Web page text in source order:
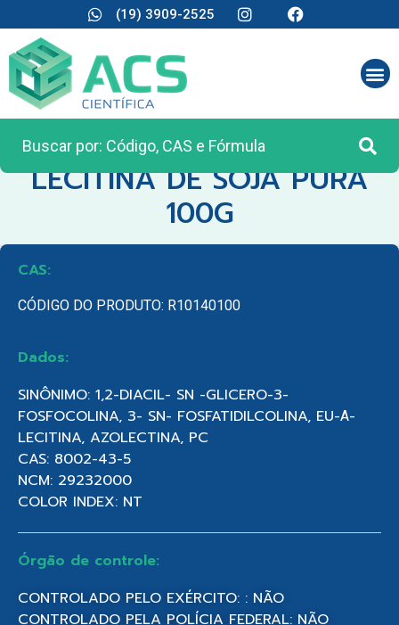
(19) 3909-2525
CATEGORIA:REAGENTES ANALÍTICOS
LECITINA DE SOJA PURA
100G
CAS:
CÓDIGO DO PRODUTO: R10140100
Dados:
SINÔNIMO: 1,2-DIACIL- SN -GLICERO-3-
FOSFOCOLINA, 3- SN- FOSFATIDILCOLINA, EU-Α-
LECITINA, AZOLECTINA, PC
CAS: 8002-43-5
NCM: 29232000
COLOR INDEX: NT
Órgão de controle:
CONTROLADO PELO EXÉRCITO: : NÃO
CONTROLADO PELA POLÍCIA FEDERAL: NÃO